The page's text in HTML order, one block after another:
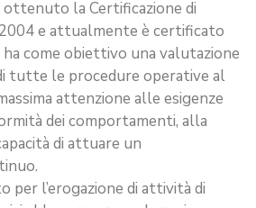
ottenuto la Certificazione di
e attualmente è certificato
come obiettivo una valutazione
tutte le procedure operative al
attenzione alle esigenze
dei comportamenti, alla
di attuare un
per l’erogazione di attività di